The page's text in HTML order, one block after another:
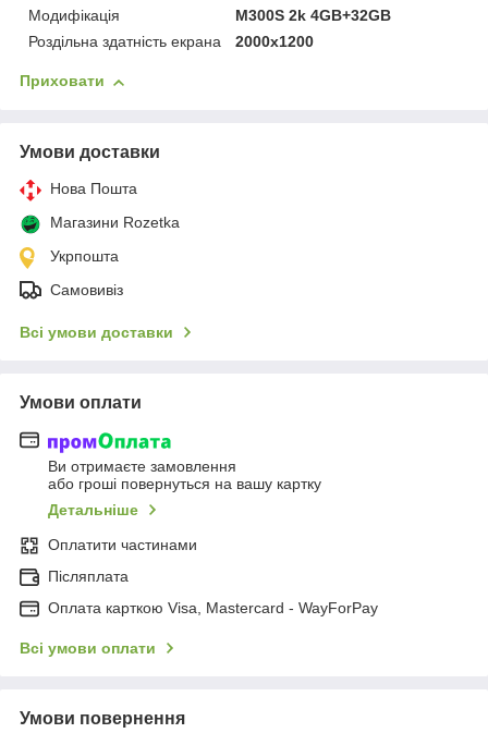
Модифікація
M300S 2k 4GB+32GB
Роздільна здатність екрана
2000x1200
Приховати
Умови доставки
Нова Пошта
Магазини Rozetka
Укрпошта
Самовивіз
Всі умови доставки
Умови оплати
Ви отримаєте замовлення
або гроші повернуться на вашу картку
Детальніше
Оплатити частинами
Післяплата
Оплата карткою Visa, Mastercard - WayForPay
Всі умови оплати
Умови повернення